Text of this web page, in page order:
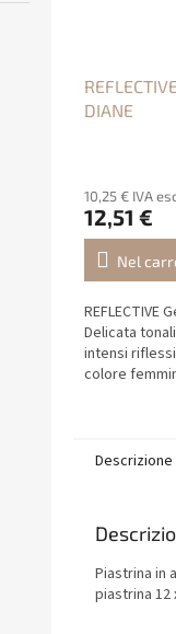
DIANE
10,25 € IVA
12,51 €
Nel
REFLECTIVE
Delicata
intensi
colore
Descrizione
Piastrina in
piastrina 12